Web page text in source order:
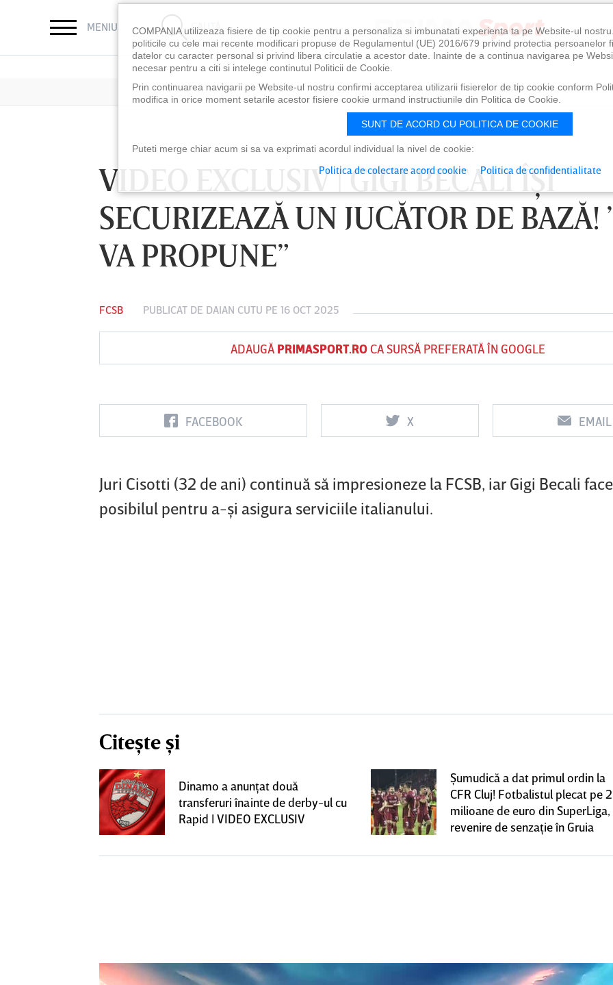
MENIU CAUTĂ
VIDEO EXCLUSIV | GIGI BECALI ÎŞI
SECURIZEAZĂ UN JUCĂTOR DE BAZĂ!
VA PROPUNE”
FCSB PUBLICAT DE DAIAN CUTU PE 16 OCT 2025
ADAUGĂ PRIMASPORT.ROCA SURSĂ PREFERATĂ ÎN GOOGLE
FACEBOOK X EMAIL
Juri Cisotti (32 de ani) continuă să impresioneze la FCSB, iar Gigi Becali
posibilul pentru a-şi asigura serviciile italianului.
Citește și
Dinamo a anunţat două
transferuri înainte de derby-ul cu
Rapid | VIDEO EXCLUSIV
Şumudică a dat primul ordin la
CFR Cluj! Fotbalistul plecat pe 2
milioane de euro din SuperLiga,
revenire de senzaţie în Gruia
FC Botoşani
Vs
Corvinul
Hunedoara
Sepsi OSK Sf
Vs
FCSB UTA Arad
0
Vs
Rapid
0
COMPANIA utilizeaza fisiere de tip cookie pentru a personaliza si imbunatati experienta ta pe Website-ul
politicile cu cele mai recente modificari propuse de Regulamentul (UE) 2016/679 privind protectia persoanelor
datelor cu caracter personal si privind libera circulatie a acestor date. Inainte de a continua navigarea pe
necesar pentru a citi si intelege continutul Politicii de Cookie.
Prin continuarea navigarii pe Website-ul nostru confirmi acceptarea utilizarii fisierelor de tip cookie conform
modifica in orice moment setarile acestor fisiere cookie urmand instructiunile din Politica de Cookie.
SUNT DE ACORD CU POLITICA DE COOKIE
Puteti merge chiar acum si sa va exprimati acordul individual la nivel de cookie:
Politica de colectare acord cookie Politica de confidentialitate